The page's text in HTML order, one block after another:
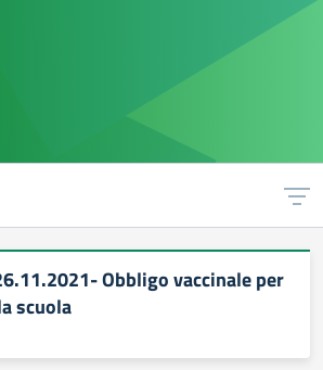
Obbligo vaccinale per
scuola